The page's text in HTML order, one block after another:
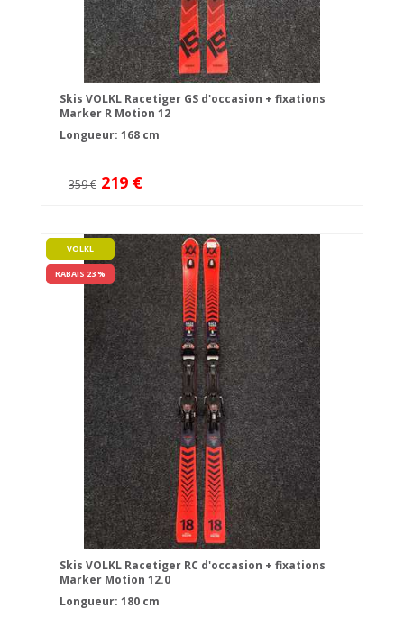
Skis VOLKL Racetiger GS d'occasion + fixations
Marker R Motion 12
Longueur: 168 cm
359 € 219 €
VOLKL
RABAIS 23 %
Skis VOLKL Racetiger RC d'occasion + fixations
Marker Motion 12.0
Longueur: 180 cm